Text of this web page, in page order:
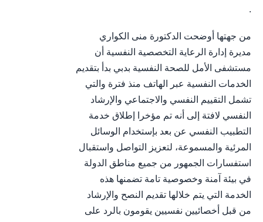
.
من جهتها أوضحت الدكتورة منى الكواري
مديرة إدارة الرعاية التخصصية النفسية أن
مستشفى الأمل للصحة النفسية بدبي بدأ بتقديم
الخدمات النفسية عبر الهاتف منذ فترة والتي
تشمل التقييم النفسي والاجتماعي والإرشاد
النفسي لافتة إلى أنه تم مؤخرا إطلاق خدمة
التطبيب النفسي عن بعد بإستخدام الوسائل
المرئية والمسموعة، لتعزيز التواصل واستقبال
استفسارات الجمهور من جميع مناطق الدولة
في بيئة آمنة وخصوصية تامة تضمنها هذه
الخدمة التي يتم خلالها تقديم النصح والإرشاد
من قبل أخصائيين نفسيين يقومون بالرد على